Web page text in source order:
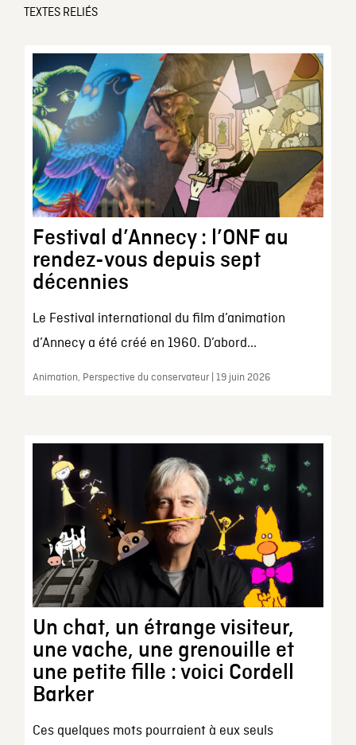
TEXTES RELIÉS
Festival d’Annecy : l’ONF au
rendez-vous depuis sept
décennies
Le Festival international du film d’animation
d’Annecy a été créé en 1960. D’abord...
Animation, Perspective du conservateur | 19 juin 2026
Un chat, un étrange visiteur,
une vache, une grenouille et
une petite fille : voici Cordell
Barker
Ces quelques mots pourraient à eux seuls